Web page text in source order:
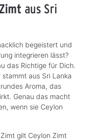
aus Sri
begeistert und
integrieren lässt?
das Richtige für Dich.
aus Sri Lanka
Aroma, das
Genau das macht
wenn sie Ceylon
gilt Ceylon Zimt